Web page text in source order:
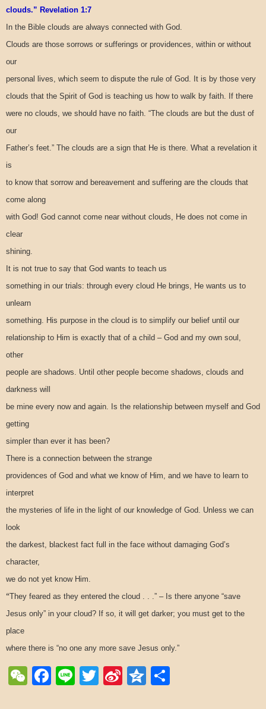
clouds.” Revelation 1:7
In the Bible clouds are always connected with God.
Clouds are those sorrows or sufferings or providences, within or without
our
personal lives, which seem to dispute the rule of God. It is by those very
clouds that the Spirit of God is teaching us how to walk by faith. If there
were no clouds, we should have no faith. “The clouds are but the dust of
our
Father’s feet.” The clouds are a sign that He is there. What a revelation it
is
to know that sorrow and bereavement and suffering are the clouds that
come along
with God! God cannot come near without clouds, He does not come in
clear
shining.
It is not true to say that God wants to teach us
something in our trials: through every cloud He brings, He wants us to
unlearn
something. His purpose in the cloud is to simplify our belief until our
relationship to Him is exactly that of a child – God and my own soul,
other
people are shadows. Until other people become shadows, clouds and
darkness will
be mine every now and again. Is the relationship between myself and God
getting
simpler than ever it has been?
There is a connection between the strange
providences of God and what we know of Him, and we have to learn to
interpret
the mysteries of life in the light of our knowledge of God. Unless we can
look
the darkest, blackest fact full in the face without damaging God’s
character,
we do not yet know Him.
“They feared as they entered the cloud . . .” – Is there anyone “save
Jesus only” in your cloud? If so, it will get darker; you must get to the
place
where there is “no one any more save Jesus only.”
WeChat
Facebook
LineTwitter
SinaQzone